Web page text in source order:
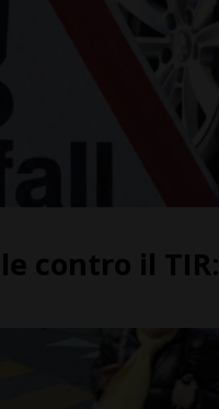
contro il TIR: